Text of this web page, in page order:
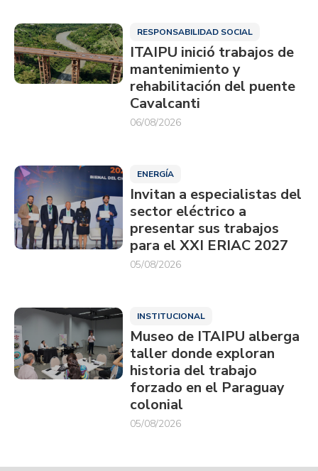
RESPONSABILIDAD SOCIAL
ITAIPU inició trabajos de
mantenimiento y
rehabilitación del puente
Cavalcanti
06/08/2026
ENERGÍA
Invitan a especialistas del
sector eléctrico a
presentar sus trabajos
para el XXI ERIAC 2027
05/08/2026
INSTITUCIONAL
Museo de ITAIPU alberga
taller donde exploran
historia del trabajo
forzado en el Paraguay
colonial
05/08/2026